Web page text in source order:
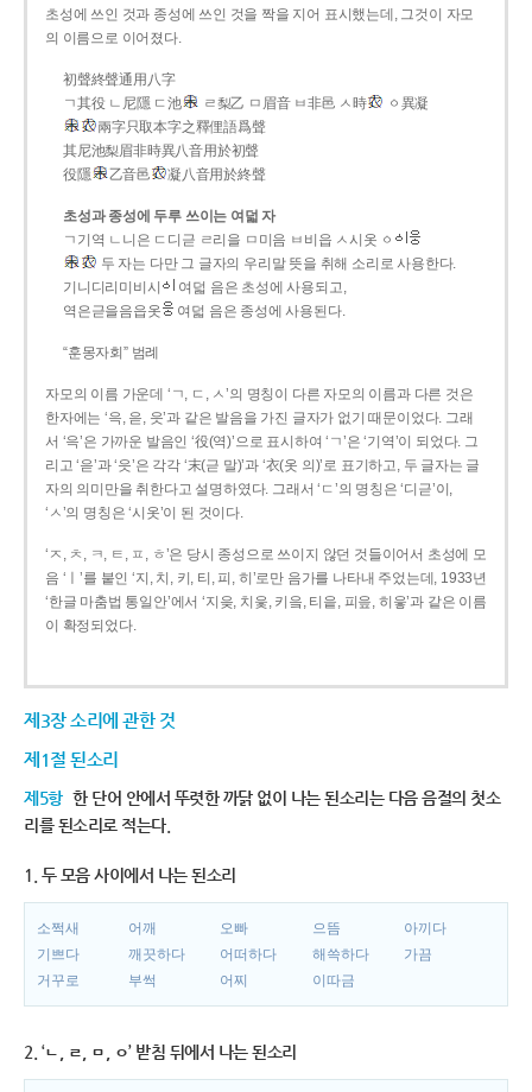
초성에 쓰인 것과 종성에 쓰인 것을 짝을 지어 표시했는데, 그것이 자모
의 이름으로 이어졌다.
初聲終聲通用八字
ㄱ其役 ㄴ尼隱 ㄷ池
ㄹ梨乙 ㅁ眉音 ㅂ非邑 ㅅ時
ㆁ異凝
兩字只取本字之釋俚語爲聲
其尼池梨眉非時異八音用於初聲
役隱
乙音邑 凝八音用於終聲
초성과 종성에 두루 쓰이는 여덟 자
ㄱ기역 ㄴ니은 ㄷ디귿 ㄹ리을 ㅁ미음 ㅂ비읍 ㅅ시옷 ㆁ
두 자는 다만 그 글자의 우리말 뜻을 취해 소리로 사용한다.
기니디리미비시
여덟 음은 초성에 사용되고,
역은귿을음읍옷
여덟 음은 종성에 사용된다.
“훈몽자회” 범례
자모의 이름 가운데 ‘ㄱ, ㄷ, ㅅ’의 명칭이 다른 자모의 이름과 다른 것은
한자에는 ‘윽, 읃, 읏’과 같은 발음을 가진 글자가 없기 때문이었다. 그래
서 ‘윽’은 가까운 발음인 ‘役(역)’으로 표시하여 ‘ㄱ’은 ‘기역’이 되었다. 그
리고 ‘읃’과 ‘읏’은 각각 ‘末(귿 말)’과 ‘衣(옷 의)’로 표기하고, 두 글자는 글
자의 의미만을 취한다고 설명하였다. 그래서 ‘ㄷ’의 명칭은 ‘디귿’이,
‘ㅅ’의 명칭은 ‘시옷’이 된 것이다.
‘ㅈ, ㅊ, ㅋ, ㅌ, ㅍ, ㅎ’은 당시 종성으로 쓰이지 않던 것들이어서 초성에 모
음 ‘ㅣ’를 붙인 ‘지, 치, 키, 티, 피, 히’로만 음가를 나타내 주었는데, 1933년
‘한글 마춤법 통일안’에서 ‘지읒, 치읓, 키읔, 티읕, 피읖, 히읗’과 같은 이름
이 확정되었다.
제3장 소리에 관한 것
제1절 된소리
제5항 한 단어 안에서 뚜렷한 까닭 없이 나는 된소리는 다음 음절의 첫소
리를 된소리로 적는다.
1. 두 모음 사이에서 나는 된소리
소쩍새 어깨 오빠 으뜸
아끼다
기쁘다
깨끗하다 어떠하다 해쓱하다
가끔
거꾸로
부썩 어찌 이따금
2. ‘ㄴ, ㄹ, ㅁ, ㅇ’ 받침 뒤에서 나는 된소리